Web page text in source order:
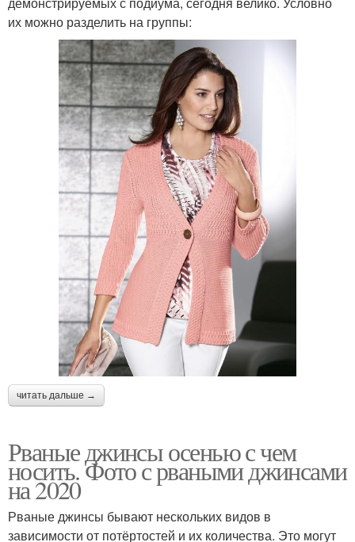
их можно разделить на группы:
читать дальше →
Рваные джинсы осенью с чем
носить. Фото с рваными джинсами
на 2020
Рваные джинсы бывают нескольких видов в
зависимости от потёртостей и их количества. Это могут